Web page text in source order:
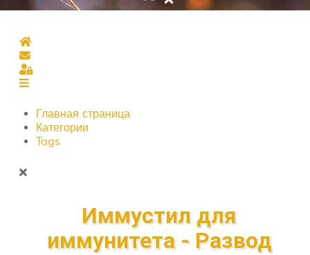
Главная страница
Подписаться на блог
Sign In
Главная страница
Категории
Tags
Иммустил для
иммунитета - Развод